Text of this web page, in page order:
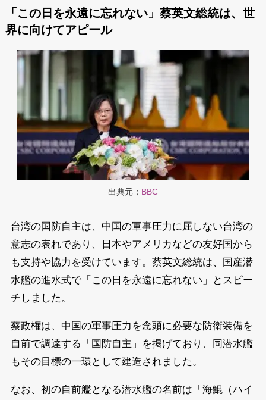
「この日を永遠に忘れない」 蔡英文総統は、世
界に向けてアピール
出典元； BBC
台湾の国防自主は、中国の軍事圧力に屈しない台湾の
意志の表れであり、日本やアメリカなどの友好国から
も支持や協力を受けています。蔡英文総統は、国産潜
水艦の進水式で「この日を永遠に忘れない」とスピー
チしました。
蔡政権は、中国の軍事圧力を念頭に必要な防衛装備を
自前で調達する「国防自主」を掲げており、同潜水艦
もその目標の一環として建造されました。
なお、初の自前艦となる潜水艦の名前は「海鯤（ハイ